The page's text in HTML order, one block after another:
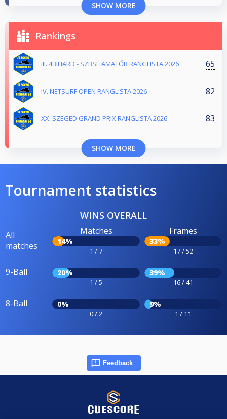
SHOW MORE
Rankings
III. 4BILIARD - SZBSE AMATŐR RANGLISTA 2026 65
IV. NETSURF OPEN RANGLISTA 2026 82
XX. SZEGED GRAND PRIX RANGLISTA 2026 83
SHOW MORE
Tournament statistics
WINS OVERALL
All
matches
Matches
14%
1 / 7
Frames
33%
17 / 52
9-Ball 20%
1 / 5
39%
16 / 41
8-Ball 0%
0 / 2
9%
1 / 11
Feedback